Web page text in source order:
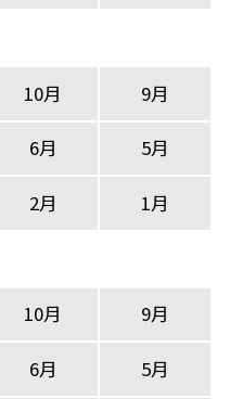
10月 9月
6月 5月
2月 1月
10月 9月
6月 5月